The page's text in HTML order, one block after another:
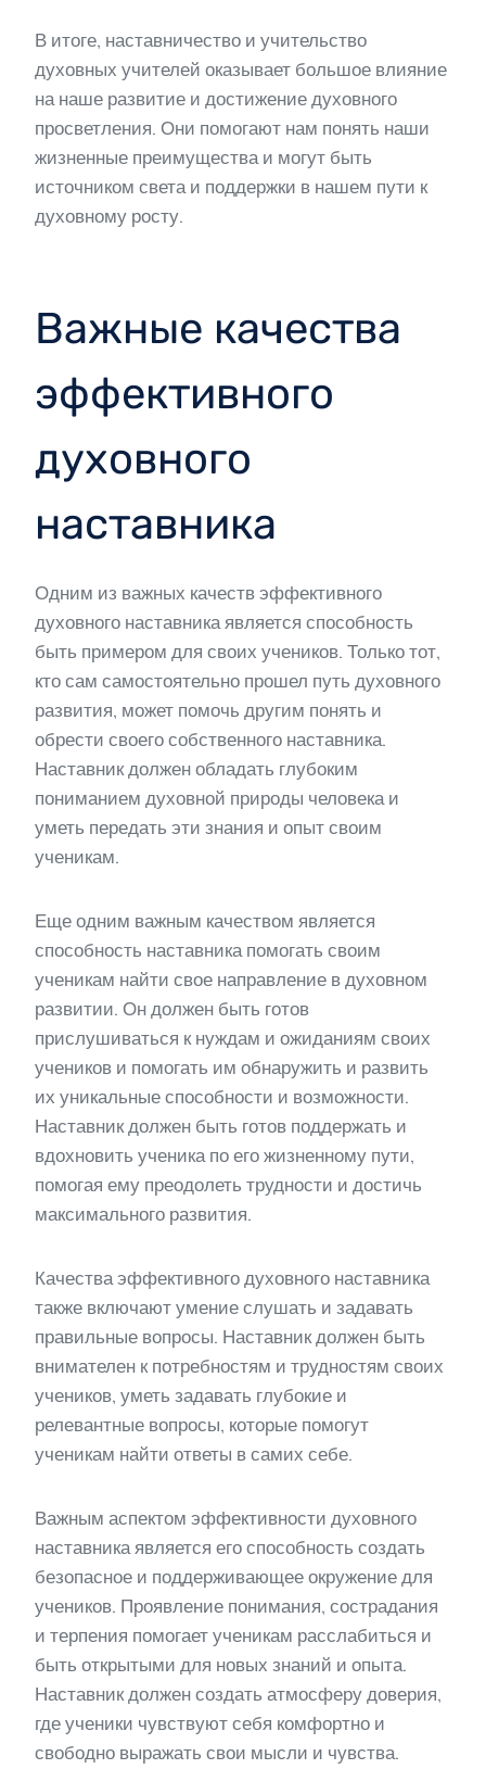
В итоге, наставничество и учительство
духовных учителей оказывает большое влияние
на наше развитие и достижение духовного
просветления. Они помогают нам понять наши
жизненные преимущества и могут быть
источником света и поддержки в нашем пути к
духовному росту.
Важные качества
эффективного
духовного
наставника
Одним из важных качеств эффективного
духовного наставника является способность
быть примером для своих учеников. Только тот,
кто сам самостоятельно прошел путь духовного
развития, может помочь другим понять и
обрести своего собственного наставника.
Наставник должен обладать глубоким
пониманием духовной природы человека и
уметь передать эти знания и опыт своим
ученикам.
Еще одним важным качеством является
способность наставника помогать своим
ученикам найти свое направление в духовном
развитии. Он должен быть готов
прислушиваться к нуждам и ожиданиям своих
учеников и помогать им обнаружить и развить
их уникальные способности и возможности.
Наставник должен быть готов поддержать и
вдохновить ученика по его жизненному пути,
помогая ему преодолеть трудности и достичь
максимального развития.
Качества эффективного духовного наставника
также включают умение слушать и задавать
правильные вопросы. Наставник должен быть
внимателен к потребностям и трудностям своих
учеников, уметь задавать глубокие и
релевантные вопросы, которые помогут
ученикам найти ответы в самих себе.
Важным аспектом эффективности духовного
наставника является его способность создать
безопасное и поддерживающее окружение для
учеников. Проявление понимания, сострадания
и терпения помогает ученикам расслабиться и
быть открытыми для новых знаний и опыта.
Наставник должен создать атмосферу доверия,
где ученики чувствуют себя комфортно и
свободно выражать свои мысли и чувства.